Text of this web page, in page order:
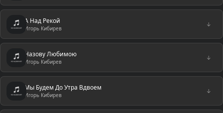
А Над Рекой
Игорь Кибирев
↓
Назову Любимою
Игорь Кибирев
↓
Мы Будем До Утра Вдвоем
Игорь Кибирев
↓